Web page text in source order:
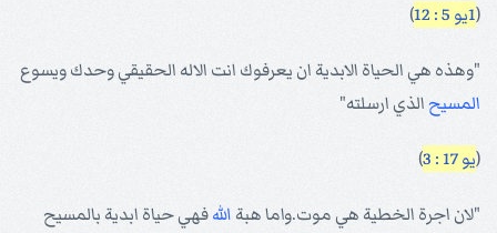
(1يو 5 : 12 )
"وهذه هي الحياة الابدية ان يعرفوك انت الاله الحقيقي وحدك ويسوع
المسيح الذي ارسلته"
(يو 17 : 3 )
"لان اجرة الخطية هي موت.واما هبة اللهفهي حياة ابدية بالمسيح